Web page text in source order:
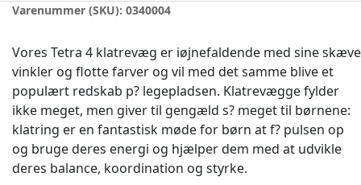
Varenummer (SKU): 0340004
Vores Tetra 4 klatrevæg er iøjnefaldende med sine skæve
vinkler og flotte farver og vil med det samme blive et
populært redskab p? legepladsen. Klatrevægge fylder
ikke meget, men giver til gengæld s? meget til børnene:
klatring er en fantastisk møde for børn at f? pulsen op
og bruge deres energi og hjælper dem med at udvikle
deres balance, koordination og styrke.